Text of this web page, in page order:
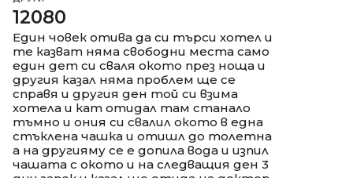
12080
Един човек отива да си търси хотел и
те казват няма свободни места само
един дет си сваля окото през ноща и
другия казал няма проблем ще се
справя и другия ден той си взима
хотела и кат отидал там станало
тъмно и ония си свалил окото в една
стъклена чашка и отишл до толетна
а на другияму се е допила вода и изпил
чашата с окото и на следващия ден 3